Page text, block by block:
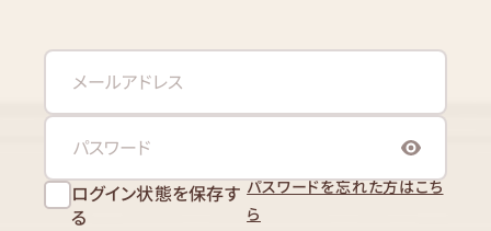
ログイン状態を保存す
る
パスワードを忘れた方はこち
ら